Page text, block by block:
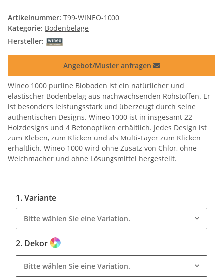
Artikelnummer: T99-WINEO-1000
Kategorie: Bodenbeläge
Hersteller:
Angebot/Muster anfragen
Wineo 1000 purline Bioboden ist ein natürlicher und
elastischer Bodenbelag aus nachwachsenden Rohstoffen. Er
ist besonders leistungsstark und überzeugt durch seine
authentischen Designs. Wineo 1000 ist in insgesamt 22
Holzdesigns und 4 Betonoptiken erhältlich. Jedes Design ist
zum Kleben, zum Klicken und als Multi-Layer zum Klicken
erhältlich. Wineo 1000 wird ohne Zusatz von Chlor, ohne
Weichmacher und ohne Lösungsmittel hergestellt.
Variante
Bitte wählen Sie eine Variation.
Dekor
Bitte wählen Sie eine Variation.